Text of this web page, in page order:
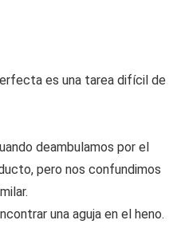
es una tarea difícil de
deambulamos por el
pero nos confundimos
una aguja en el heno.